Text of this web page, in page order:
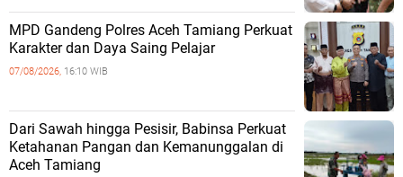
MPD Gandeng Polres Aceh Tamiang Perkuat
Karakter dan Daya Saing Pelajar
07/08/2026, 16:10 WIB
Dari Sawah hingga Pesisir, Babinsa Perkuat
Ketahanan Pangan dan Kemanunggalan di
Aceh Tamiang